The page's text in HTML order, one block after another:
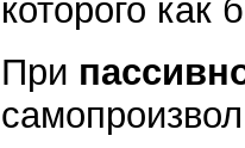
которого как
При